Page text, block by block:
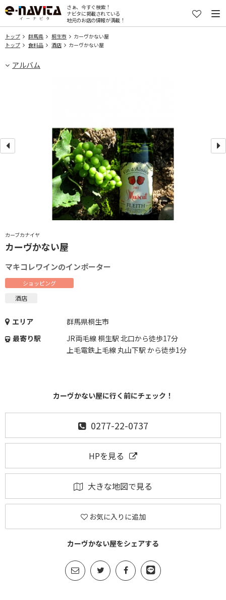
さぁ、今すぐ検索！
ナビタに掲載されている
地元のお店の情報が満載！
トップ 群馬県 桐生市
カーヴかない屋
トップ
食料品 酒店 カーヴかない屋
アルバム
カーブカナイヤ
カーヴかない屋
マキコレワインのインポーター
ショッピング
酒店
エリア
群馬県桐生市
最寄り駅
JR両毛線 桐生駅 北口から徒歩17分
上毛電鉄上毛線 丸山下駅 から徒歩1分
カーヴかない屋に行く前にチェック！
0277-22-0737
HPを見る
大きな地図で見る
お気に入りに追加
カーヴかない屋をシェアする